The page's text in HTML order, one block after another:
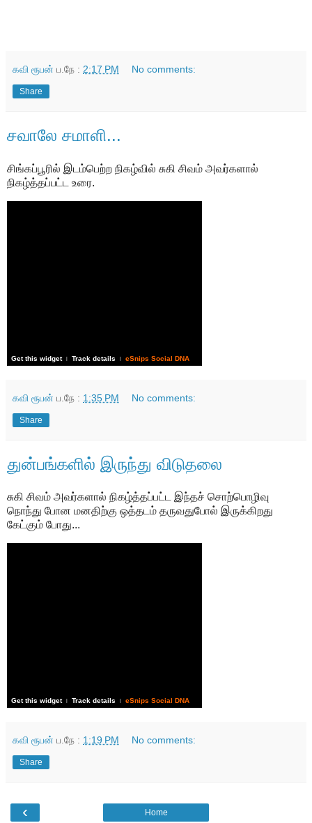
கவி ரூபன் ப.நே : 2:17 PM No comments:
Share
சவாலே சமாளி...
சிங்கப்பூரில் இடம்பெற்ற நிகழ்வில் சுகி சிவம் அவர்களால்
நிகழ்த்தப்பட்ட உரை.
Get this widget | Track details | eSnips Social DNA
கவி ரூபன் ப.நே : 1:35 PM No comments:
Share
துன்பங்களில் இருந்து விடுதலை
சுகி சிவம் அவர்களால் நிகழ்த்தப்பட்ட இந்தச் சொற்பொழிவு
நொந்து போன மனதிற்கு ஒத்தடம் தருவதுபோல் இருக்கிறது
கேட்கும் போது...
Get this widget Track details eSnips Social DNA
கவி ரூபன் ப.நே : 1:19 PM No comments:
Share
‹ Home